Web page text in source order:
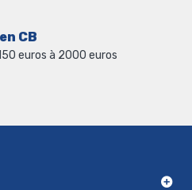
CB
euros à 2000 euros